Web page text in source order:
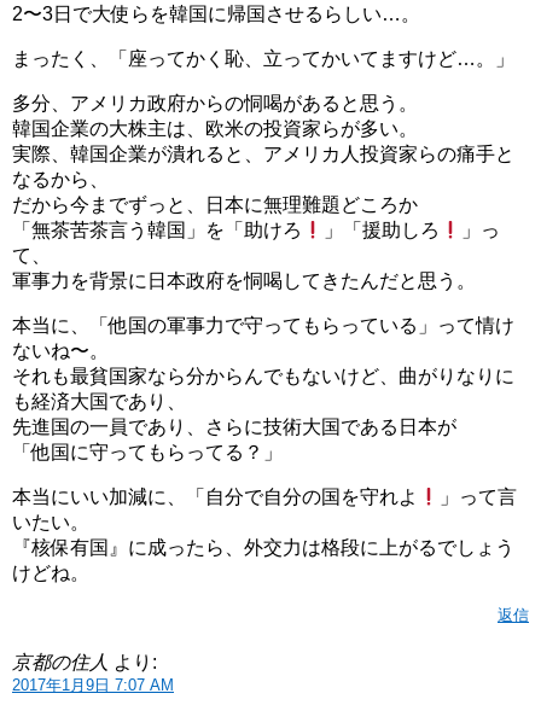
2〜3日で大使らを韓国に帰国させるらしい…。
まったく、「座ってかく恥、立ってかいてますけど…。」
多分、アメリカ政府からの恫喝があると思う。
韓国企業の大株主は、欧米の投資家らが多い。
実際、韓国企業が潰れると、アメリカ人投資家らの痛手と
なるから、
だから今までずっと、日本に無理難題どころか
「無茶苦茶言う韓国」を「助けろ
」「援助しろ
」っ
て、
軍事力を背景に日本政府を恫喝してきたんだと思う。
本当に、「他国の軍事力で守ってもらっている」って情け
ないね〜。
それも最貧国家なら分からんでもないけど、曲がりなりに
も経済大国であり、
先進国の一員であり、さらに技術大国である日本が
「他国に守ってもらってる？」
本当にいい加減に、「自分で自分の国を守れよ
」って言
いたい。
『核保有国』に成ったら、外交力は格段に上がるでしょう
けどね。
返信
京都の住人 より:
2017年1月9日 7:07 AM